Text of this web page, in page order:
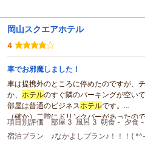
岡山スクエアホテル
4
車でお邪魔しました！
車は提携外のところに停めたのですが、
か、 ホテルのすぐ隣のパーキングが空い
部屋は普通のビジネス ホテルです。
（確か）二階にドリンクバーがあったの
部屋も静かで、ぐっすり寝ることができ
少し歩くと飲み屋があり、夜飲みには困
項目別評価 部屋 3 風呂 3 朝食 - 夕食 -
宿泊プラン
♪なかよしプラン♪！！！(